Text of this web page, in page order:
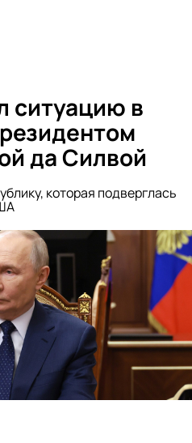
ситуацию в
да Силвой
которая подверглась